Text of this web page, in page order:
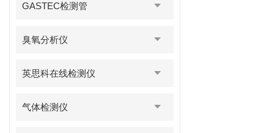
GASTEC检测管
臭氧分析仪
英思科在线检测仪
气体检测仪